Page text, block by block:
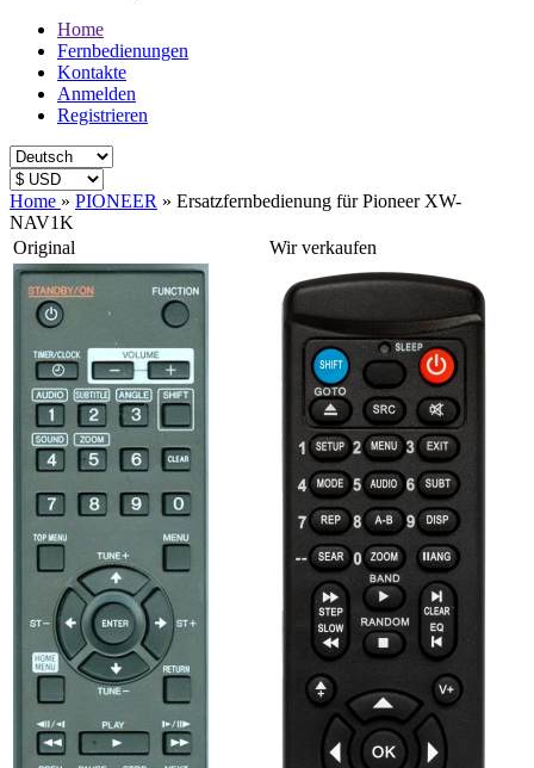
Home
Fernbedienungen
Kontakte
Anmelden
Registrieren
Home » PIONEER » Ersatzfernbedienung für Pioneer XW-
NAV1K
Original
Wir verkaufen